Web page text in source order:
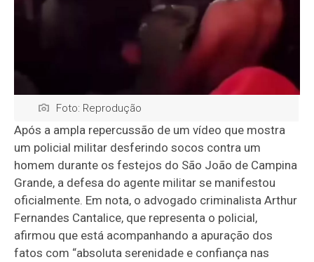
Foto: Reprodução
Após a ampla repercussão de um vídeo que mostra
um policial militar desferindo socos contra um
homem durante os festejos do São João de Campina
Grande, a defesa do agente militar se manifestou
oficialmente. Em nota, o advogado criminalista Arthur
Fernandes Cantalice, que representa o policial,
afirmou que está acompanhando a apuração dos
fatos com “absoluta serenidade e confiança nas